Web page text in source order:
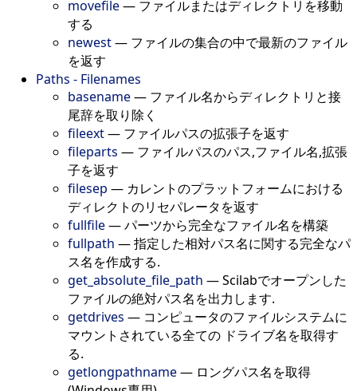
movefile— ファイルまたはディレクトリを移動
する
newest— ファイルの集合の中で最新のファイル
を返す
Paths - Filenames
basename— ファイル名からディレクトリと接
尾辞を取り除く
fileext— ファイルパスの拡張子を返す
fileparts — ファイルパスのパス,ファイル名,拡張
子を返す
filesep — カレントのプラットフォームにおける
ディレクトのリセパレータを返す
fullfile—パーツから完全なファイル名を構築
fullpath —指定した相対パス名に関する完全なパ
ス名を作成する.
get_absolute_file_path —Scilabでオープンした
ファイルの絶対パス名を出力します.
getdrives — コンピュータのファイルシステムに
マウントされている全ての ドライブ名を取得す
る.
getlongpathname— ロングパス名を取得